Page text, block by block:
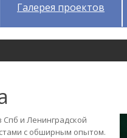
Галерея проектов
Спб и Ленинградской
с обширным опытом.